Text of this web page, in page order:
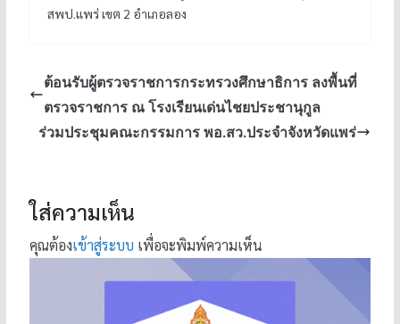
สพป.แพร่ เขต 2 อำเภอลอง
ต้อนรับผู้ตรวจราชการกระทรวงศึกษาธิการ ลงพื้นที่
ตรวจราชการ ณ โรงเรียนเด่นไชยประชานุกูล
ร่วมประชุมคณะกรรมการ พอ.สว.ประจำจังหวัดแพร่
ใส่ความเห็น
คุณต้องเข้าสู่ระบบ เพื่อจะพิมพ์ความเห็น